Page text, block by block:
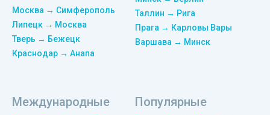
Москва → Симферополь
Липецк → Москва
Тверь → Бежецк
Краснодар → Анапа
Таллин → Рига
Прага → Карловы Вары
Варшава → Минск
Международные Популярные